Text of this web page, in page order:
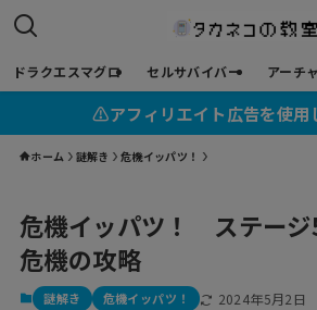
ドラクエスマグロ セルサバイバー アーチ
⚠︎アフィリエイト広告を使用
ホーム 謎解き 危機イッパツ！
危機イッパツ！ ステージ
危機の攻略
謎解き 危機イッパツ！ 2024年5月2日